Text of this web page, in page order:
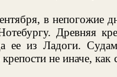
в непогожие
Древняя
ее из Ладоги.
не иначе,